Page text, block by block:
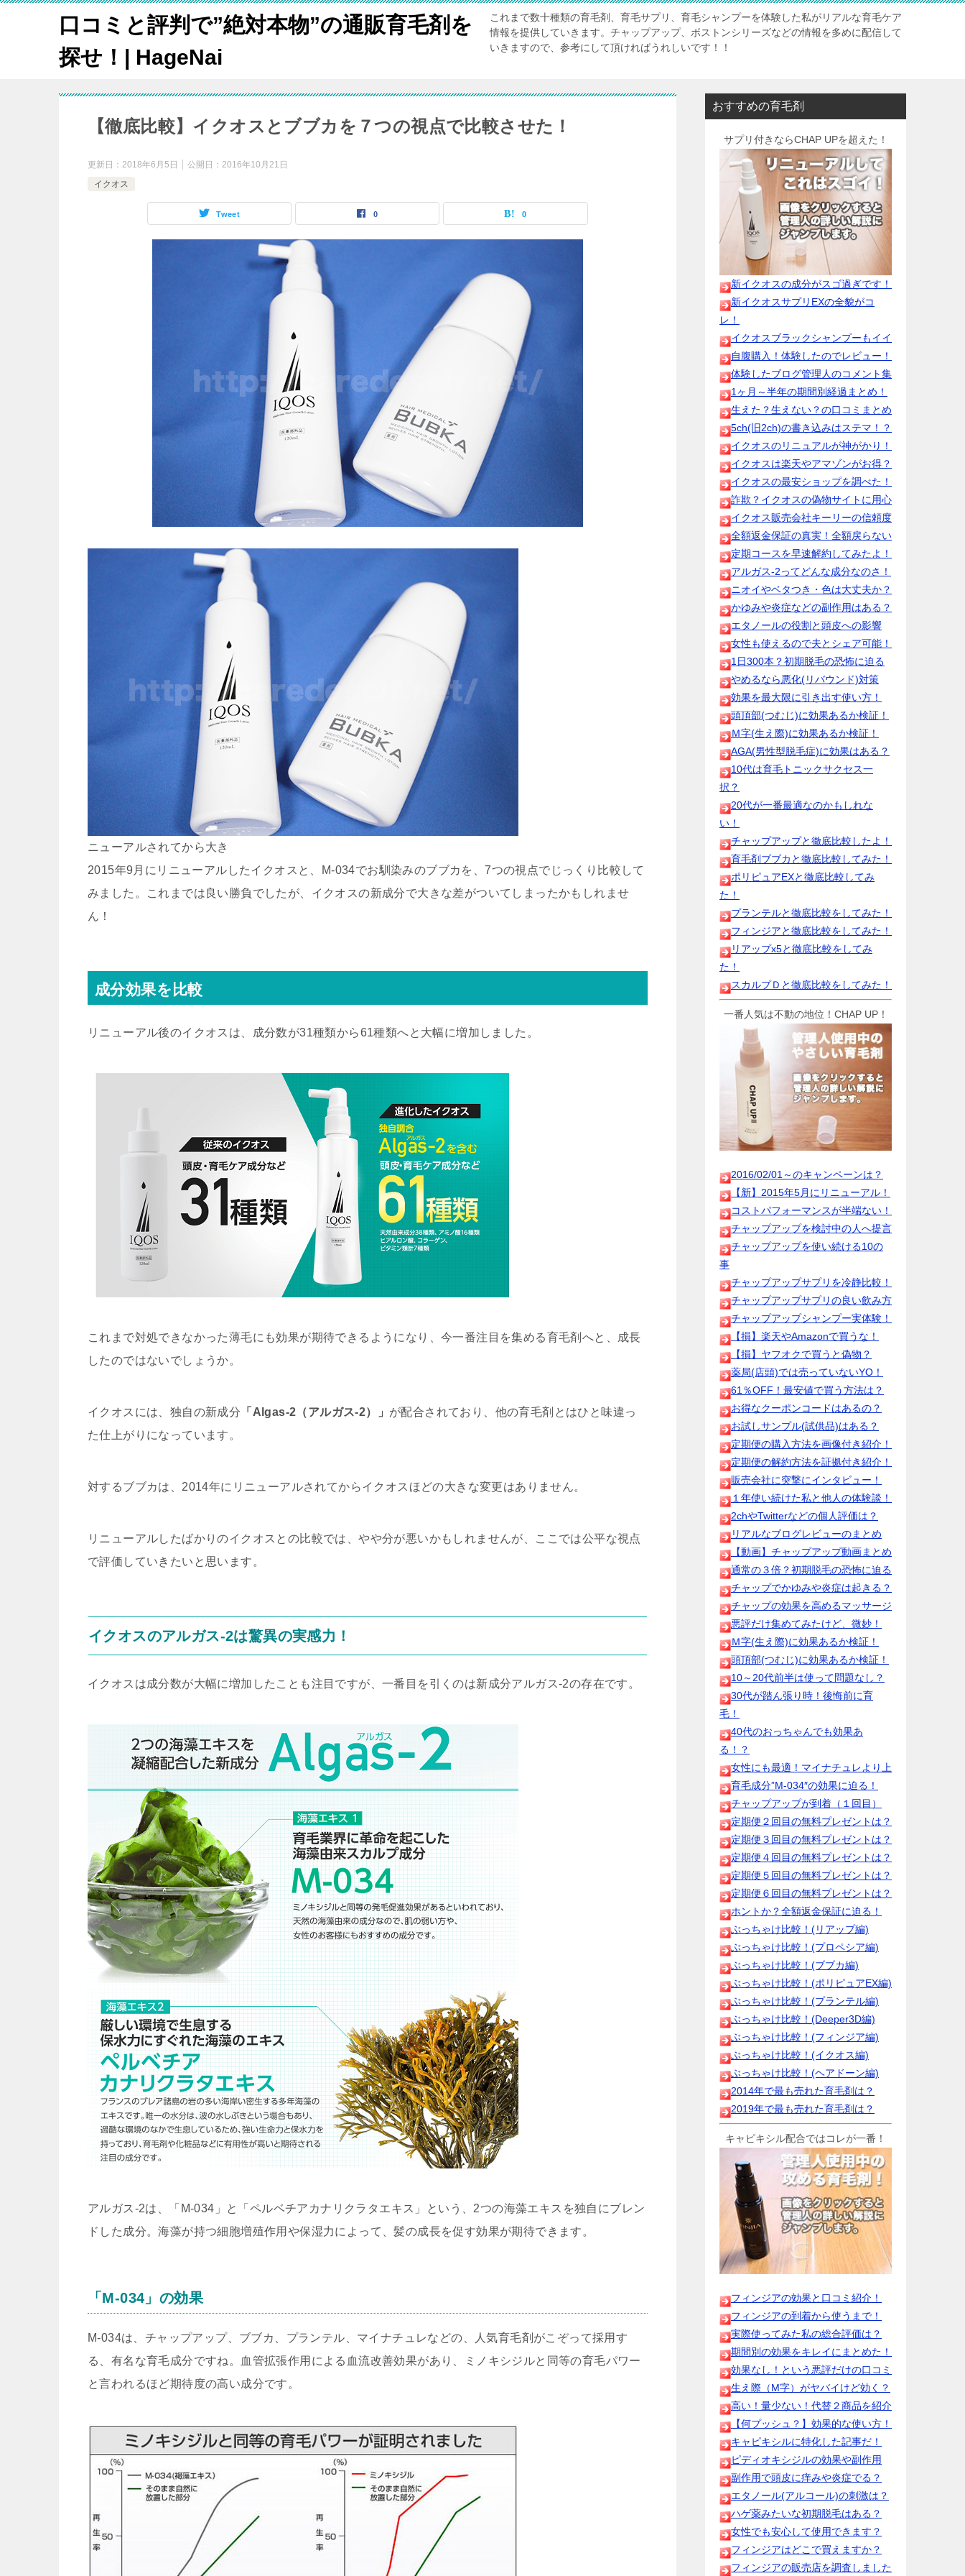
口コミと評判で”絶対本物”の通販育毛剤を
探せ！| HageNai
これまで数十種類の育毛剤、育毛サプリ、育毛シャンプーを体験した私がリアルな育毛ケア
情報を提供していきます。チャップアップ、ボストンシリーズなどの情報を多めに配信して
いきますので、参考にして頂ければうれしいです！！
【徹底比較】イクオスとブブカを７つの視点で比較させた！
更新日： 2018年6月5日 公開日： 2016年10月21日
イクオス
Tweet 0 0
ニューアルされてから大き
2015年9月に リニューアル したイクオスと、M-034でお馴染みのブブカを、7つの視点でじっくり比較して
みました。これまでは良い勝負でしたが、イクオスの新成分で大きな差がついてしまったかもしれませ
ん！
成分効果を比較
リニューアル後のイクオスは、成分数が31種類から61種類へと大幅に増加しました。
これまで対処できなかった薄毛にも効果が期待できるようになり、今一番注目を集める育毛剤へと、成長
したのではないでしょうか。
イクオスには、独自の新成分 「Algas-2（アルガス-2）」 が配合されており、他の育毛剤とはひと味違っ
た仕上がりになっています。
対するブブカは、2014年にリニューアルされてからイクオスほどの大きな変更はありません。
リニューアルしたばかりのイクオスとの比較では、やや分が悪いかもしれませんが、ここでは公平な視点
で評価していきたいと思います。
イクオスのアルガス-2は驚異の実感力！
イクオスは成分数が大幅に増加したことも注目ですが、一番目を引くのは新成分アルガス-2の存在です。
アルガス-2は、 「M-034」と「ペルベチアカナリクラタエキス」
という、2つの海藻エキスを独自にブレン
ドした成分。海藻が持つ細胞増殖作用や保湿力によって、髪の成長を促す効果が期待できます。
「M-034」の効果
M-034は、 チャップアップ、ブブカ、プランテル、マイナチュレなどの、人気育毛剤がこぞって採用す
る、有名な育毛成分ですね。血管拡張作用による血流改善効果があり、ミノキシジルと同等の育毛パワー
と言われるほど期待度の高い成分です。
おすすめの育毛剤
サプリ付きならCHAP UPを超えた！
新イクオスの成分がスゴ過ぎです！
新イクオスサプリEXの全貌がコ
レ！
イクオスブラックシャンプーもイイ
自腹購入！体験したのでレビュー！
体験したブログ管理人のコメント集
1ヶ月～半年の期間別経過まとめ！
生えた？生えない？の口コミまとめ
5ch(旧2ch)の書き込みはステマ！？
イクオスのリニュアルが神がかり！
イクオスは楽天やアマゾンがお得？
イクオスの最安ショップを調べた！
詐欺？イクオスの偽物サイトに用心
イクオス販売会社キーリーの信頼度
全額返金保証の真実！全額戻らない
定期コースを早速解約してみたよ！
アルガス-2ってどんな成分なのさ！
ニオイやベタつき・色は大丈夫か？
かゆみや炎症などの副作用はある？
エタノールの役割と頭皮への影響
女性も使えるので夫とシェア可能！
1日300本？初期脱毛の恐怖に迫る
やめるなら悪化(リバウンド)対策
効果を最大限に引き出す使い方！
頭頂部(つむじ)に効果あるか検証！
Ｍ字(生え際)に効果あるか検証！
AGA(男性型脱毛症)に効果はある？
10代は育毛トニックサクセス一
択？
20代が一番最適なのかもしれな
い！
チャップアップと徹底比較したよ！
育毛剤ブブカと徹底比較してみた！
ポリピュアEXと徹底比較してみ
た！
プランテルと徹底比較をしてみた！
フィンジアと徹底比較をしてみた！
リアップx5と徹底比較をしてみ
た！
スカルプＤと徹底比較をしてみた！
一番人気は不動の地位！CHAP UP！
2016/02/01～のキャンペーンは？
【新】2015年5月にリニューアル！
コストパフォーマンスが半端ない！
チャップアップを検討中の人へ提言
チャップアップを使い続ける10の
事
チャップアップサプリを冷静比較！
チャップアップサプリの良い飲み方
チャップアップシャンプー実体験！
【損】楽天やAmazonで買うな！
【損】ヤフオクで買うと偽物？
薬局(店頭)では売っていないYO！
61％OFF！最安値で買う方法は？
お得なクーポンコードはあるの？
お試しサンプル(試供品)はある？
定期便の購入方法を画像付き紹介！
定期便の解約方法を証拠付き紹介！
販売会社に突撃にインタビュー！
１年使い続けた私と他人の体験談！
2chやTwitterなどの個人評価は？
リアルなブログレビューのまとめ
【動画】チャップアップ動画まとめ
通常の３倍？初期脱毛の恐怖に迫る
チャップでかゆみや炎症は起きる？
チャップの効果を高めるマッサージ
悪評だけ集めてみたけど、微妙！
Ｍ字(生え際)に効果あるか検証！
頭頂部(つむじ)に効果あるか検証！
10～20代前半は使って問題なし？
30代が踏ん張り時！後悔前に育
毛！
40代のおっちゃんでも効果あ
る！？
女性にも最適！マイナチュレより上
育毛成分”M-034″の効果に迫る！
チャップアップが到着（１回目）
定期便２回目の無料プレゼントは？
定期便３回目の無料プレゼントは？
定期便４回目の無料プレゼントは？
定期便５回目の無料プレゼントは？
定期便６回目の無料プレゼントは？
ホントか？全額返金保証に迫る！
ぶっちゃけ比較！(リアップ編)
ぶっちゃけ比較！(プロペシア編)
ぶっちゃけ比較！(ブブカ編)
ぶっちゃけ比較！(ポリピュアEX編)
ぶっちゃけ比較！(プランテル編)
ぶっちゃけ比較！(Deeper3D編)
ぶっちゃけ比較！(フィンジア編)
ぶっちゃけ比較！(イクオス編)
ぶっちゃけ比較！(ヘアドーン編)
2014年で最も売れた育毛剤は？
2019年で最も売れた育毛剤は？
キャピキシル配合ではコレが一番！
フィンジアの効果と口コミ紹介！
フィンジアの到着から使うまで！
実際使ってみた私の総合評価は？
期間別の効果をキレイにまとめた！
効果なし！という悪評だけの口コミ
生え際（M字）がヤバイけど効く？
高い！量少ない！代替２商品を紹介
【何プッシュ？】効果的な使い方！
キャピキシルに特化した記事だ！
ピディオキシジルの効果や副作用
副作用で頭皮に痒みや炎症でる？
エタノール(アルコール)の刺激は？
ハゲ薬みたいな初期脱毛はある？
女性でも安心して使用できます？
フィンジアはどこで買えますか？
フィンジアの販売店を調査しました